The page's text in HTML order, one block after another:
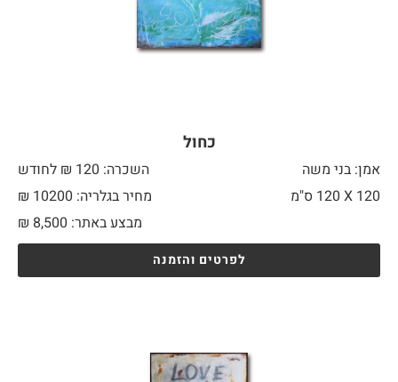
כחול
אמן: בני משה
השכרה: 120 ₪ לחודש
120 X
מחיר בגלריה: 10200 ₪
מבצע באתר:
₪ 8,500
לפרטים והזמנה